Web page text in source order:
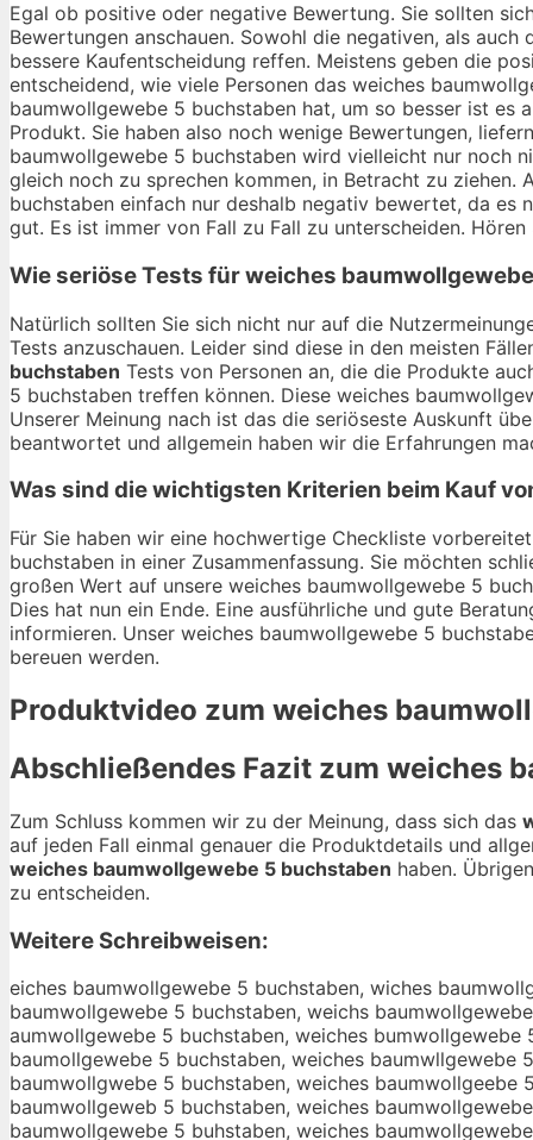
Egal ob positive oder negative Bewertung. Sie sollten
Bewertungen anschauen. Sowohl die negativen, als
bessere Kaufentscheidung reffen. Meistens geben die
entscheidend, wie viele Personen das weiches
baumwollgewebe 5 buchstaben hat, um so besser ist
Produkt. Sie haben also noch wenige Bewertungen,
baumwollgewebe 5 buchstaben wird vielleicht nur noch
gleich noch zu sprechen kommen, in Betracht zu ziehen.
buchstaben einfach nur deshalb negativ bewertet, da es
gut. Es ist immer von Fall zu Fall zu unterscheiden.
Wie seriöse Tests für weiches
Natürlich sollten Sie sich nicht nur auf die
Tests anzuschauen. Leider sind diese in den meisten
buchstaben Tests von Personen an, die die Produkte
5 buchstaben treffen können. Diese weiches
Unserer Meinung nach ist das die seriöseste Auskunft
beantwortet und allgemein haben wir die Erfahrungen
Was sind die wichtigsten Kriterien beim Kauf
Für Sie haben wir eine hochwertige Checkliste
buchstaben in einer Zusammenfassung. Sie möchten
großen Wert auf unsere weiches baumwollgewebe 5
Dies hat nun ein Ende. Eine ausführliche und gute
informieren. Unser weiches baumwollgewebe 5
bereuen werden.
Produktvideo zum weiches
Abschließendes Fazit zum weiches
Zum Schluss kommen wir zu der Meinung, dass sich das
auf jeden Fall einmal genauer die Produktdetails und
weiches baumwollgewebe 5 buchstaben haben.
zu entscheiden.
Weitere Schreibweisen:
eiches baumwollgewebe 5 buchstaben, wiches baumwollgewebe 5 buchstaben, weches baumwollgewebe 5 buchstaben, weihes baumwollgewebe 5 buchstaben, weices baumwollgewebe 5 buchstaben, weichs baumwollgewebe 5 buchstaben, weiche baumwollgewebe 5 buchstaben, weiches baumwollgewebe 5 buchstaben, weiches aumwollgewebe 5 buchstaben, weiches bumwollgewebe 5 buchstaben, weiches bamwollgewebe 5 buchstaben, weiches bauwollgewebe 5 buchstaben, weiches baumollgewebe 5 buchstaben, weiches baumwllgewebe 5 buchstaben, weiches baumwolgewebe 5 buchstaben, weiches baumwollewebe 5 buchstaben, weiches baumwollgwebe 5 buchstaben, weiches baumwollgeebe 5 buchstaben, weiches baumwollgewbe 5 buchstaben, weiches baumwollgewee 5 buchstaben, weiches baumwollgeweb 5 buchstaben, weiches baumwollgewebe buchstaben, weiches baumwollgewebe 5 uchstaben, weiches baumwollgewebe 5 bchstaben, weiches baumwollgewebe 5 buhstaben, weiches baumwollgewebe 5 bucstaben, weiches baumwollgewebe 5 buchtaben, weiches baumwollgewebe 5 buchsaben, weiches baumwollgewebe 5 buchstben, weiches baumwollgewebe 5 buchstaen, weiches baumwollgewebe 5 buchstabn, weiches baumwollgewebe 5 buchstabe, wweiches baumwollgewebe 5 buchstaben, weeiches baumwollgewebe 5 buchstaben, weiiches baumwollgewebe 5 buchstaben, weicches baumwollgewebe 5 buchstaben, weichhes baumwollgewebe 5 buchstaben, weichees baumwollgewebe 5 buchstaben, weichess baumwollgewebe 5 buchstaben, weiches bbaumwollgewebe 5 buchstaben, weiches baaumwollgewebe 5 buchstaben, weiches bauumwollgewebe 5 buchstaben, weiches baummwollgewebe 5 buchstaben, weiches baumwwollgewebe 5 buchstaben, weiches baumwoollgewebe 5 buchstaben, weiches baumwolllgewebe 5 buchstaben, weiches baumwollggewebe 5 buchstaben, weiches baumwollgeewebe 5 buchstaben, weiches baumwollgewwebe 5 buchstaben, weiches baumwollgeweebe 5 buchstaben, weiches baumwollgewebbe 5 buchstaben, weiches baumwollgewebee 5 buchstaben, weiches baumwollgewebe 55 buchstaben, weiches baumwollgewebe 5 bbuchstaben, weiches baumwollgewebe 5 buuchstaben, weiches baumwollgewebe 5 bucchstaben, weiches baumwollgewebe 5 buchhstaben, weiches baumwollgewebe 5 buchsstaben, weiches baumwollgewebe 5 buchsttaben, weiches baumwollgewebe 5 buchstaaben, weiches baumwollgewebe 5 buchstabben, weiches baumwollgewebe 5 buchstabeen, weiches baumwollgewebe 5 buchstabenn, ewiches baumwollgewebe 5 buchstaben, wieches baumwollgewebe 5 buchstaben, wecihes baumwollgewebe 5 buchstaben, weihces baumwollgewebe 5 buchstaben, weicehs baumwollgewebe 5 buchstaben, weichse baumwollgewebe 5 buchstaben, weiche sbaumwollgewebe 5 buchstaben, weichesb aumwollgewebe 5 buchstaben, weiches abumwollgewebe 5 buchstaben, weiches buamwollgewebe 5 buchstaben, weiches bamuwollgewebe 5 buchstaben, weiches bauwmollgewebe 5 buchstaben, weiches baumowllgewebe 5 buchstaben, weiches baumwlolgewebe 5 buchstaben, weiches baumwolglewebe 5 buchstaben, weiches baumwollegwebe 5 buchstaben, weiches baumwollgweebe 5 buchstaben, weiches baumwollgeewbe 5 buchstaben, weiches baumwollgewbee 5 buchstaben, weiches baumwollgeweeb 5 buchstaben, weiches baumwollgeweb e5 buchstaben, weiches baumwollgewebe5 buchstaben, weiches baumwollgewebe 5buchstaben, weiches baumwollgewebe 5b uchstaben, weiches baumwollgewebe 5 ubchstaben, weiches baumwollgewebe 5 bcuhstaben, weiches baumwollgewebe 5